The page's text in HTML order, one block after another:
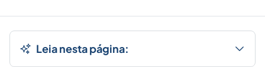
Leia nesta página: